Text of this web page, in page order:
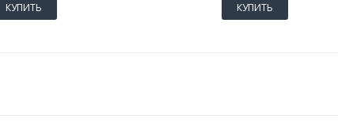
КУПИТЬ КУПИТЬ